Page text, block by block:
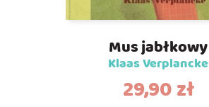
Mus jabłkowy
Klaas Verplancke
29,90zł